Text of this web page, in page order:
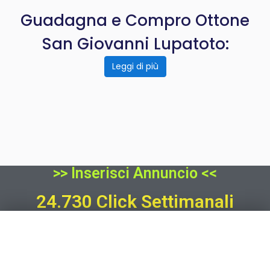
Guadagna e Compro Ottone
San Giovanni Lupatoto:
Leggi di più
>> Inserisci Annuncio <<
24.730 Click Settimanali